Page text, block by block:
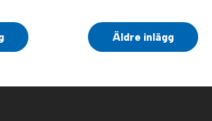
Äldre inlägg